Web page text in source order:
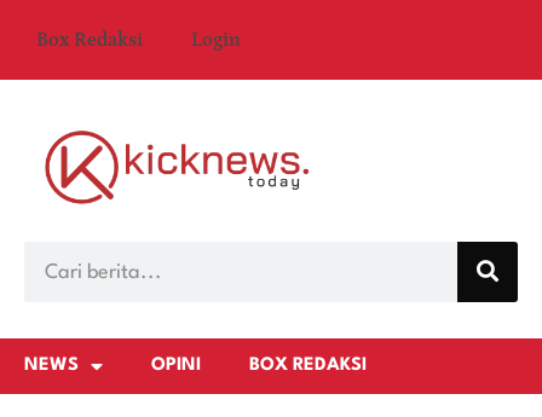
Box Redaksi Login
NEWS OPINI BOX REDAKSI